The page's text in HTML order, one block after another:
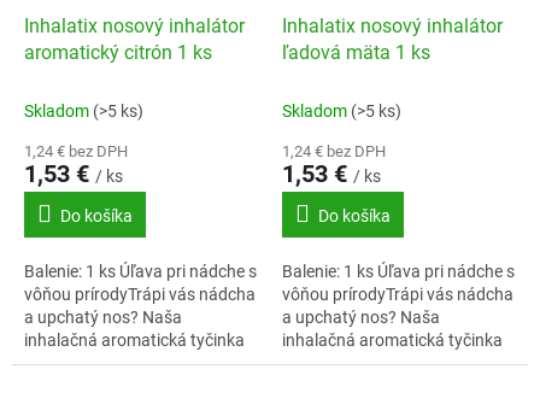
Inhalatix nosový inhalátor
aromatický citrón 1 ks
Skladom (>5 ks)
1,24 € bez DPH
1,53 € / ks
Do košíka
Balenie: 1 ks Úľava pri nádche s
vôňou prírodyTrápi vás nádcha
a upchatý nos? Naša
inhalačná aromatická tyčinka
pri nádche obsahuje starostlivo
Inhalatix nosový inhalátor
ľadová mäta 1 ks
Skladom (>5 ks)
1,24 € bez DPH
1,53 € / ks
Do košíka
Balenie: 1 ks Úľava pri nádche s
vôňou prírodyTrápi vás nádcha
a upchatý nos? Naša
inhalačná aromatická tyčinka
pri nádche obsahuje starostlivo